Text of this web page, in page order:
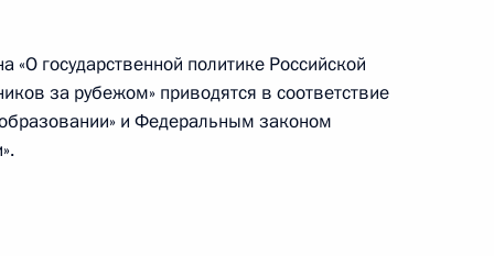
й годовщины штурма
кубинской революции
государственной политике Российской
за рубежом» приводятся в соответствие
и Федеральным законом